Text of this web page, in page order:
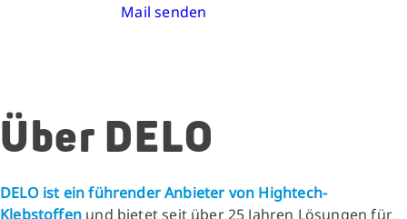
Mail senden
Über DELO
DELO ist ein führender Anbieter von Hightech-
Klebstoffenund bietet seit über 25 Jahren Lösungen für